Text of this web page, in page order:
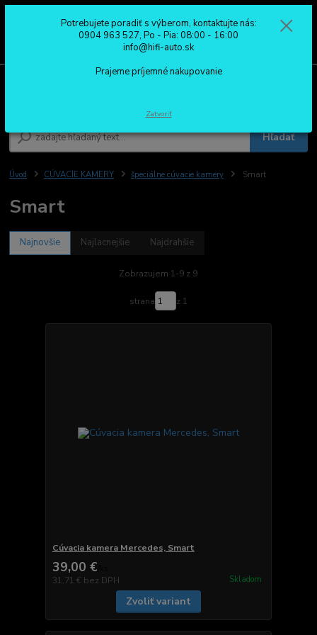
Hľadať
0904 963 527
Po - Pia: 08:00 - 16:00
Úvod CÚVACIE KAMERY špeciálne cúvacie kamery Smart
Smart
Najnovšie Najlacnejšie Najdrahšie
Zobrazujem 1-9 z 9
strana z 1
Cúvacia kamera Mercedes, Smart
39,00 €
31,71 € bez DPH Skladom
Zvoliť variant
Potrebujete poradiť s výberom, kontaktujte nás:
0904 963 527, Po - Pia: 08:00 - 16:00
info@hifi-auto.sk
Prajeme príjemné nakupovanie
Zatvoriť